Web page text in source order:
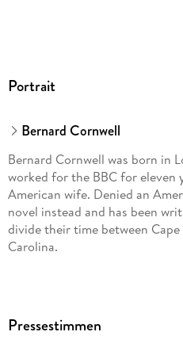
Portrait
Bernard Cornwell
Bernard Cornwell was born in
worked for the BBC for eleven
American wife. Denied an
novel instead and has been
divide their time between
Carolina.
Pressestimmen